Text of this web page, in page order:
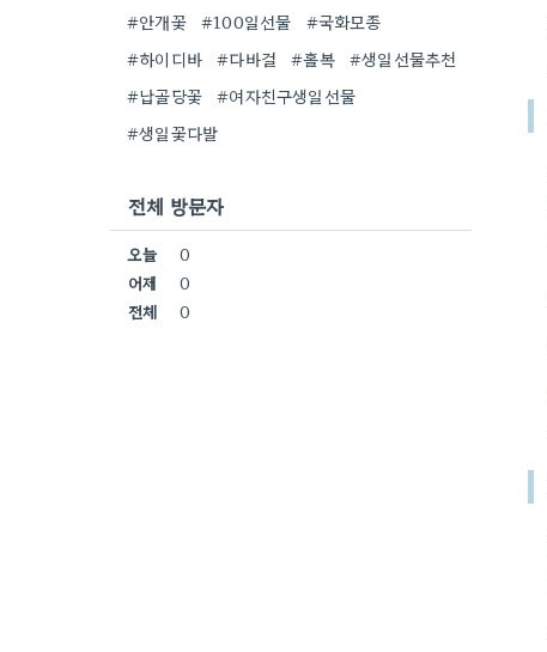
#안개꽃 #100일선물
#국화모종
#하이디바
#다바걸 #홀복
#생일선물추천
#납골당꽃
#여자친구생일선물
#생일꽃다발
전체 방문자
오늘
0
어제
0
전체
0